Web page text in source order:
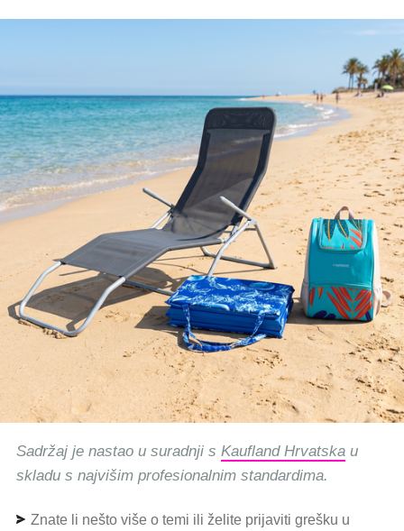
Sadržaj je nastao u suradnji s Kaufland Hrvatska u
skladu s najvišim profesionalnim standardima.
Znate li nešto više o temi ili želite prijaviti grešku u